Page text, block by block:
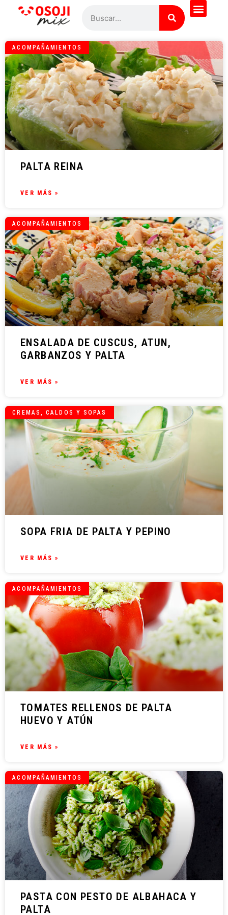
ACOMPAÑAMIENTOS
PALTA REINA
VER MÁS »
ACOMPAÑAMIENTOS
ENSALADA DE CUSCUS, ATUN,
GARBANZOS Y PALTA
VER MÁS »
CREMAS, CALDOS Y SOPAS
SOPA FRIA DE PALTA Y PEPINO
VER MÁS »
ACOMPAÑAMIENTOS
TOMATES RELLENOS DE PALTA
HUEVO Y ATÚN
VER MÁS »
ACOMPAÑAMIENTOS
PASTA CON PESTO DE ALBAHACA Y
PALTA